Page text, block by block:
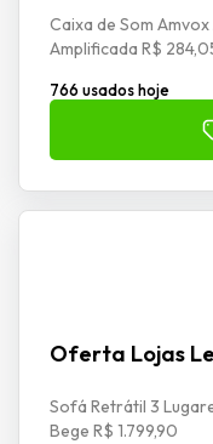
Caixa de Som
Amplificada R$
766 usados hoje
Oferta Lojas
Sofá Retrátil 3
Bege R$ 1.799,90